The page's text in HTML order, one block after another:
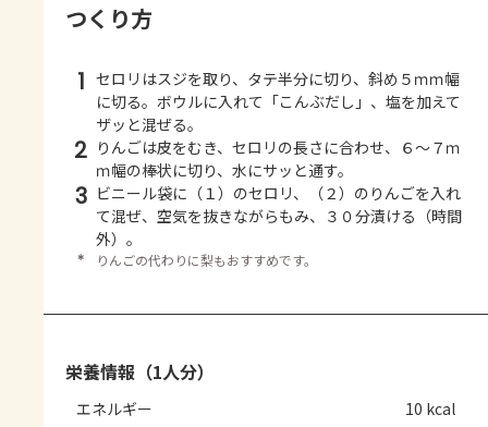
つくり方
1 セロリはスジを取り、タテ半分に切り、斜め５ｍｍ幅
に切る。ボウルに入れて「こんぶだし」、塩を加えて
ザッと混ぜる。
2 りんごは皮をむき、セロリの長さに合わせ、６～７ｍ
ｍ幅の棒状に切り、水にサッと通す。
3 ビニール袋に（１）のセロリ、（２）のりんごを入れ
て混ぜ、空気を抜きながらもみ、３０分漬ける（時間
外）。
＊ りんごの代わりに梨もおすすめです。
栄養情報（1人分）
エネルギー 10 kcal